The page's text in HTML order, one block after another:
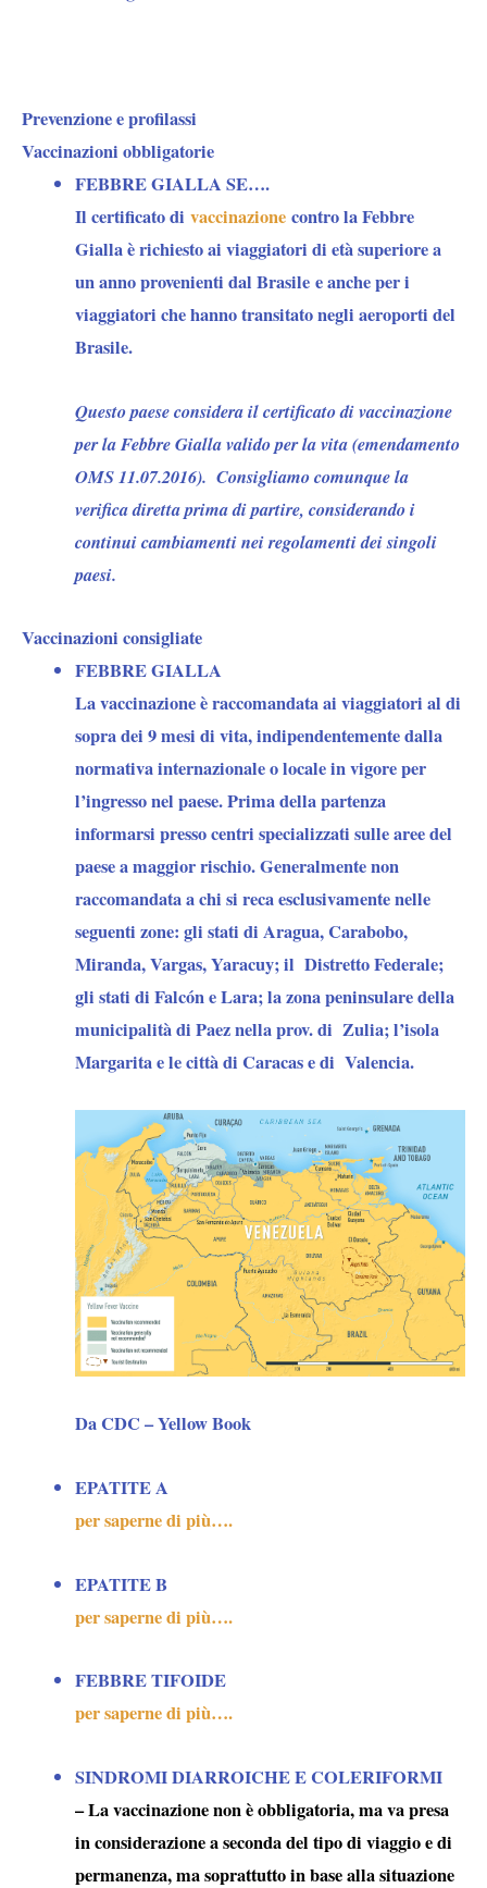
Prevenzione e profilassi
Vaccinazioni obbligatorie
FEBBRE GIALLA SE….
Il certificato divaccinazione contro la Febbre
Gialla è richiesto ai viaggiatori di età superiore a
un anno provenienti dal Brasile e anche per i
viaggiatori che hanno transitato negli aeroporti del
Brasile.
Questo paese considera il certificato di vaccinazione
per la Febbre Gialla valido per la vita (emendamento
OMS 11.07.2016). Consigliamo comunque la
verifica diretta prima di partire, considerando i
continui cambiamenti nei regolamenti dei singoli
paesi.
Vaccinazioni consigliate
FEBBRE GIALLA
La vaccinazione è raccomandata ai viaggiatori al di
sopra dei 9 mesi di vita, indipendentemente dalla
normativa internazionale o locale in vigore per
l’ingresso nel paese. Prima della partenza
informarsi presso centri specializzati sulle aree del
paese a maggior rischio. Generalmente non
raccomandata a chi si reca esclusivamente nelle
seguenti zone: gli stati di Aragua, Carabobo,
Miranda, Vargas, Yaracuy; il Distretto Federale;
gli stati di Falcón e Lara; la zona peninsulare della
municipalità di Paez nella prov. di Zulia; l’isola
Margarita e le città di Caracas e di Valencia.
Da CDC – Yellow Book
EPATITE A
per saperne di più….
EPATITE B
per saperne di più….
FEBBRE TIFOIDE
per saperne di più….
SINDROMI DIARROICHE E COLERIFORMI
– La vaccinazione non è obbligatoria, ma va presa
in considerazione a seconda del tipo di viaggio e di
permanenza, ma soprattutto in base alla situazione